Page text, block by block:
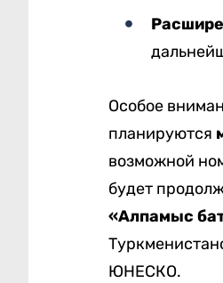
Особое
планируются
возможной
будет
«Алпамыс
ЮНЕСКО.